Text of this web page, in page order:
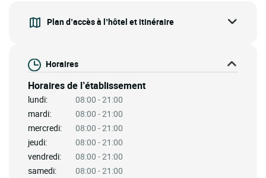
Plan d’accès à l’hôtel et itinéraire
Horaires
Horaires de l’établissement
lundi:
08:00 - 21:00
mardi:
08:00 - 21:00
mercredi:
08:00 - 21:00
jeudi:
08:00 - 21:00
vendredi:
08:00 - 21:00
samedi:
08:00 - 21:00